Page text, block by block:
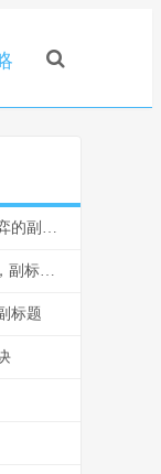
和平精英玩家扮成女生，战术伪装与性别博弈的副标题
王者荣耀s8英雄皮肤，一个时代的华丽烙印，副标题，光影与热血交织的峡谷记忆
标题